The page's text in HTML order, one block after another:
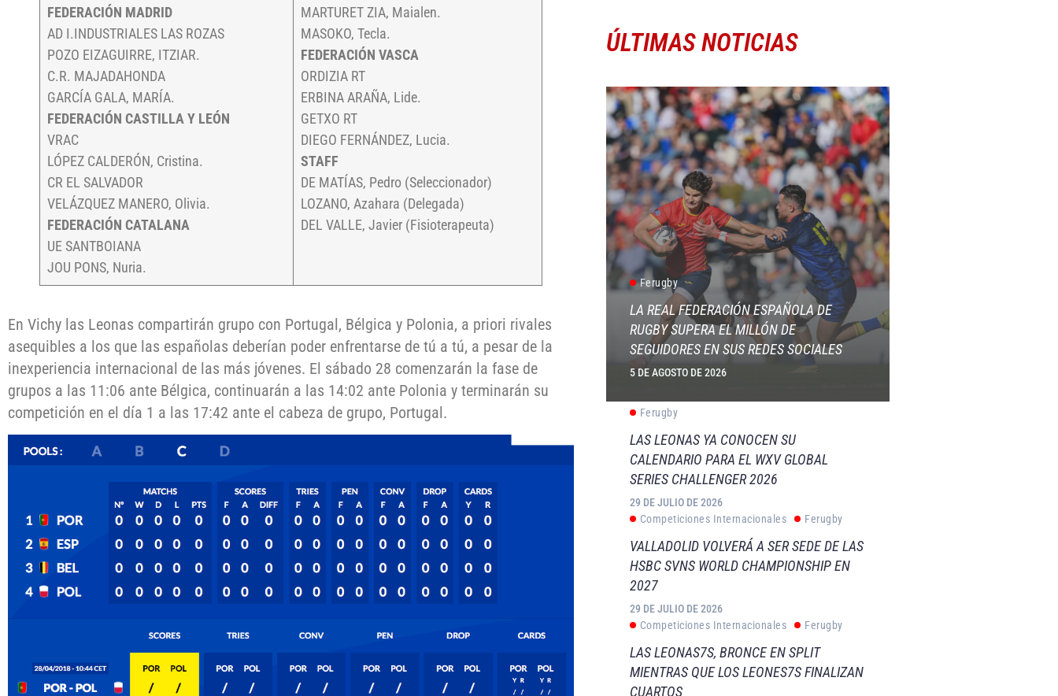
FEDERACIÓN MADRID
AD I.INDUSTRIALES LAS ROZAS
POZO EIZAGUIRRE, ITZIAR.
C.R. MAJADAHONDA
GARCÍA GALA, MARÍA.
FEDERACIÓN CASTILLA Y LEÓN
VRAC
LÓPEZ CALDERÓN, Cristina.
CR EL SALVADOR
VELÁZQUEZ MANERO, Olivia.
FEDERACIÓN CATALANA
UE SANTBOIANA
JOU PONS, Nuria.
MARTURET ZIA, Maialen.
MASOKO, Tecla.
FEDERACIÓN VASCA
ORDIZIA RT
ERBINA ARAÑA, Lide.
GETXO RT
DIEGO FERNÁNDEZ, Lucia.
STAFF
DE MATÍAS, Pedro (Seleccionador)
LOZANO, Azahara (Delegada)
DEL VALLE, Javier (Fisioterapeuta)
En Vichy las Leonas compartirán grupo con Portugal, Bélgica y Polonia, a priori rivales
asequibles a los que las españolas deberían poder enfrentarse de tú a tú, a pesar de la
inexperiencia internacional de las más jóvenes. El sábado 28 comenzarán la fase de
grupos a las 11:06 ante Bélgica, continuarán a las 14:02 ante Polonia y terminarán su
competición en el día 1 a las 17:42 ante el cabeza de grupo, Portugal.
ÚLTIMAS NOTICIAS
Ferugby
LA REAL FEDERACIÓN ESPAÑOLA DE
RUGBY SUPERA EL MILLÓN DE
SEGUIDORES EN SUS REDES SOCIALES
5 DE AGOSTO DE 2026
Ferugby
LAS LEONAS YA CONOCEN SU
CALENDARIO PARA EL WXV GLOBAL
SERIES CHALLENGER 2026
29 DE JULIO DE 2026
Competiciones Internacionales
Ferugby
VALLADOLID VOLVERÁ A SER SEDE DE LAS
HSBC SVNS WORLD CHAMPIONSHIP EN
2027
29 DE JULIO DE 2026
Competiciones Internacionales
Ferugby
LAS LEONAS7S, BRONCE EN SPLIT
MIENTRAS QUE LOS LEONES7S FINALIZAN
CUARTOS